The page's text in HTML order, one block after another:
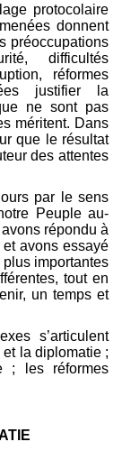
protocolaire
donnent
préoccupations
difficultés
réformes
justifier la
ne sont pas
méritent. Dans
que le résultat
des attentes
par le sens
Peuple au-
répondu à
avons essayé
importantes
érentes, tout en
un temps et
s’articulent
la diplomatie ;
; les réformes